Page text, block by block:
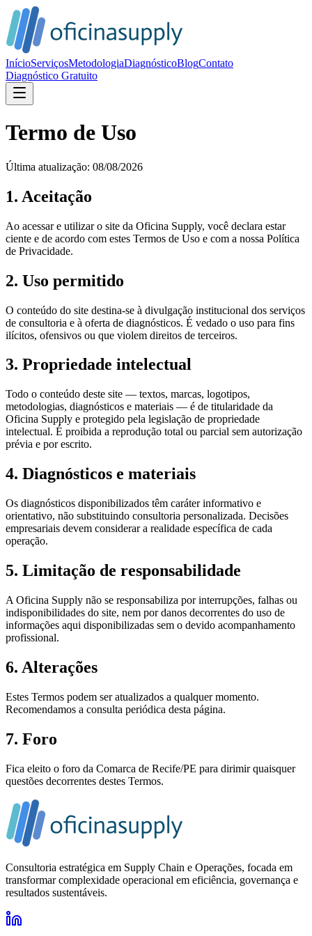
InícioServiçosMetodologiaDiagnósticoBlogContato
Diagnóstico Gratuito
Termo de Uso
Última atualização: 08/08/2026
1. Aceitação
Ao acessar e utilizar o site da Oficina Supply, você declara estar
ciente e de acordo com estes Termos de Uso e com a nossa Política
de Privacidade.
2. Uso permitido
O conteúdo do site destina-se à divulgação institucional dos serviços
de consultoria e à oferta de diagnósticos. É vedado o uso para fins
ilícitos, ofensivos ou que violem direitos de terceiros.
3. Propriedade intelectual
Todo o conteúdo deste site — textos, marcas, logotipos,
metodologias, diagnósticos e materiais — é de titularidade da
Oficina Supply e protegido pela legislação de propriedade
intelectual. É proibida a reprodução total ou parcial sem autorização
prévia e por escrito.
4. Diagnósticos e materiais
Os diagnósticos disponibilizados têm caráter informativo e
orientativo, não substituindo consultoria personalizada. Decisões
empresariais devem considerar a realidade específica de cada
operação.
5. Limitação de responsabilidade
A Oficina Supply não se responsabiliza por interrupções, falhas ou
indisponibilidades do site, nem por danos decorrentes do uso de
informações aqui disponibilizadas sem o devido acompanhamento
profissional.
6. Alterações
Estes Termos podem ser atualizados a qualquer momento.
Recomendamos a consulta periódica desta página.
7. Foro
Fica eleito o foro da Comarca de Recife/PE para dirimir quaisquer
questões decorrentes destes Termos.
Consultoria estratégica em Supply Chain e Operações, focada em
transformar complexidade operacional em eficiência, governança e
resultados sustentáveis.